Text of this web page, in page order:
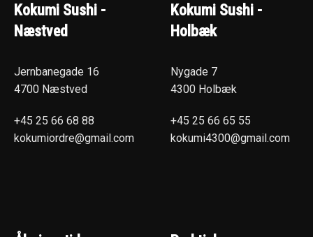
Kokumi Sushi -
Næstved
Jernbanegade 16
4700 Næstved
+45 25 66 68 88
kokumiordre@gmail.com
Kokumi Sushi -
Holbæk
Nygade 7
4300 Holbæk
+45 25 66 65 55
kokumi4300@gmail.com